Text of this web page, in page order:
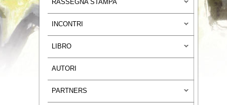
RASSEGNA STAMPA
INCONTRI
LIBRO
AUTORI
PARTNERS